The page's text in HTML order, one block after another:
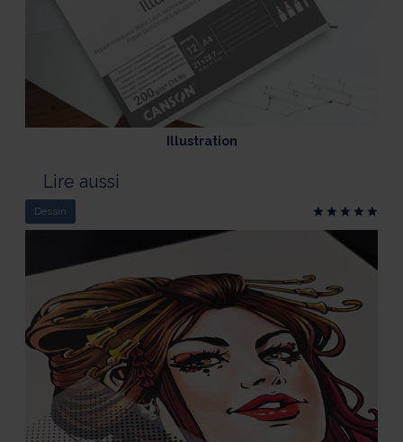
Illustration
Lire aussi
Dessin